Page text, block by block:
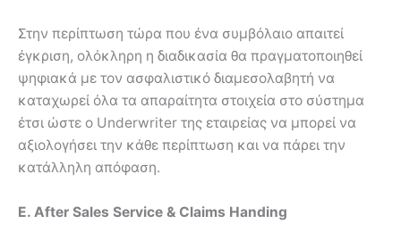
Στην περίπτωση τώρα που ένα συμβόλαιο απαιτεί
έγκριση, ολόκληρη η διαδικασία θα πραγματοποιηθεί
ψηφιακά με τον ασφαλιστικό διαμεσολαβητή να
καταχωρεί όλα τα απαραίτητα στοιχεία στο σύστημα
έτσι ώστε ο Underwriter της εταιρείας να μπορεί να
αξιολογήσει την κάθε περίπτωση και να πάρει την
κατάλληλη απόφαση.
Ε. After Sales Service & Claims Handing